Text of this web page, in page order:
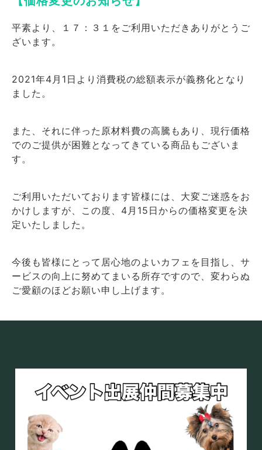
平素より、１７：３１をご利用いただきありがとうご
ざいます。
2021年4月1日より消費税の総額表示が義務化となり
ました。
また、それに伴った原材料費の高騰もあり、現行価格
でのご提供が困難となってきている商品もございま
す。
ご利用いただいております皆様には、大変ご迷惑をお
かけしますが、この度、4月15日からの価格変更を決
定いたしました。
今後も皆様にとって居心地のよいカフェを目指し、サ
ービスの向上に努めてまいる所存ですので、変わらぬ
ご愛顧のほどお願い申し上げます。